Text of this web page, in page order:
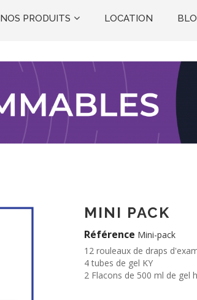
NOS PRODUITS LOCATION
MINI PACK
Référence Mini-pack
12 rouleaux de draps
4 tubes de gel KY
2 Flacons de 500 ml de gel